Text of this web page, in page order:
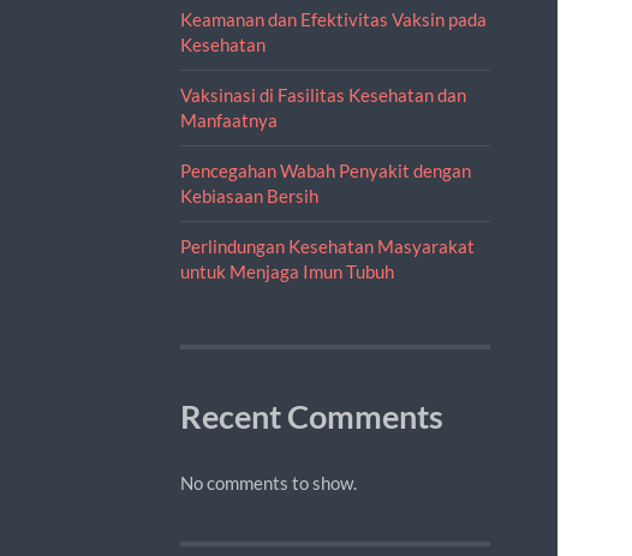
Keamanan dan Efektivitas Vaksin pada
Kesehatan
Vaksinasi di Fasilitas Kesehatan dan
Manfaatnya
Pencegahan Wabah Penyakit dengan
Kebiasaan Bersih
Perlindungan Kesehatan Masyarakat
untuk Menjaga Imun Tubuh
Recent Comments
No comments to show.